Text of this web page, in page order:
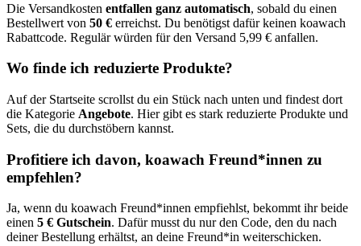
Die Versandkosten entfallen ganz automatisch, sobald du einen
Bestellwert von 50 € erreichst. Du benötigst dafür keinen koawach
Rabattcode. Regulär würden für den Versand 5,99 € anfallen.
Wo finde ich reduzierte Produkte?
Auf der Startseite scrollst du ein Stück nach unten und findest dort
die Kategorie Angebote. Hier gibt es stark reduzierte Produkte und
Sets, die du durchstöbern kannst.
Profitiere ich davon, koawach Freund*innen zu
empfehlen?
Ja, wenn du koawach Freund*innen empfiehlst, bekommt ihr beide
einen 5 € Gutschein. Dafür musst du nur den Code, den du nach
deiner Bestellung erhältst, an deine Freund*in weiterschicken.